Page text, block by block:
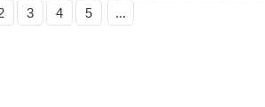
3 4 5 ...